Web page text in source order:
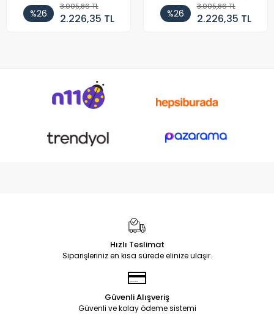
%26
3.005,86 TL
2.226,35 TL %26
3.005,86 TL
2.226,35 TL
Hızlı Teslimat
Siparişleriniz en kısa sürede elinize ulaşır.
Güvenli Alışveriş
Güvenli ve kolay ödeme sistemi